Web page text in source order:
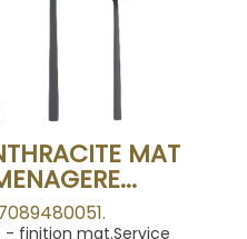
BUY
MAT
- finition mat.Service